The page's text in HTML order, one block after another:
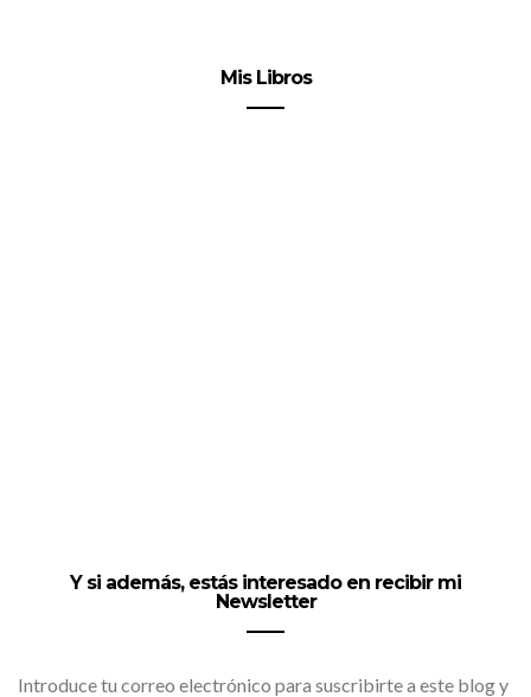
Mis Libros
Y si además, estás interesado en recibir mi
Newsletter
Introduce tu correo electrónico para suscribirte a este blog y